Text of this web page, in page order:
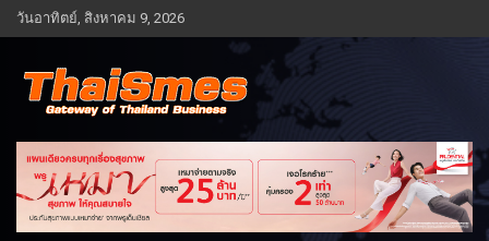
Skip
to
วันอาทิตย์, สิงหาคม 9, 2026
Thaismes